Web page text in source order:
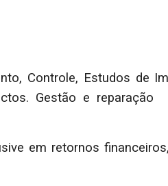
Controle, Estudos de
Gestão e reparação
em retornos